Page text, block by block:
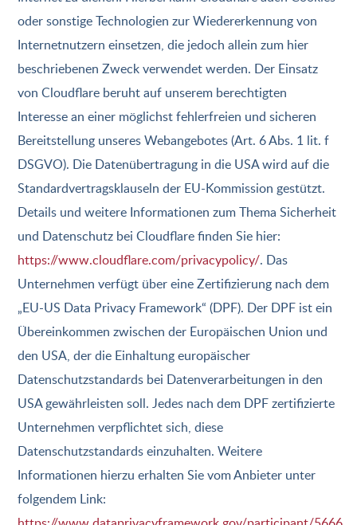
oder sonstige Technologien zur Wiedererkennung von
Internetnutzern einsetzen, die jedoch allein zum hier
beschriebenen Zweck verwendet werden. Der Einsatz
von Cloudflare beruht auf unserem berechtigten
Interesse an einer möglichst fehlerfreien und sicheren
Bereitstellung unseres Webangebotes (Art. 6 Abs. 1 lit. f
DSGVO). Die Datenübertragung in die USA wird auf die
Standardvertragsklauseln der EU-Kommission gestützt.
Details und weitere Informationen zum Thema Sicherheit
und Datenschutz bei Cloudflare finden Sie hier:
https://www.cloudflare.com/privacypolicy/. Das
Unternehmen verfügt über eine Zertifizierung nach dem
„EU-US Data Privacy Framework“ (DPF). Der DPF ist ein
Übereinkommen zwischen der Europäischen Union und
den USA, der die Einhaltung europäischer
Datenschutzstandards bei Datenverarbeitungen in den
USA gewährleisten soll. Jedes nach dem DPF zertifizierte
Unternehmen verpflichtet sich, diese
Datenschutzstandards einzuhalten. Weitere
Informationen hierzu erhalten Sie vom Anbieter unter
folgendem Link: